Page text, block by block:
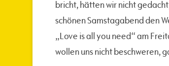
bricht, hätten wir nicht
schönen Samstagabend den
„Love is all you need“ am
wollen uns nicht beschweren,